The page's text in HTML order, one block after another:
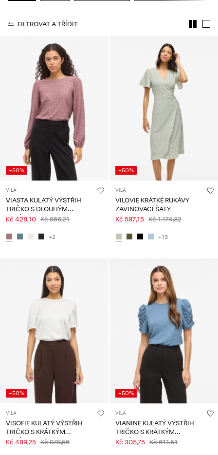
UsFILTROVAT A TŘÍDIT
-50%
VILA
VIASTA KULATÝ VÝSTŘIH
TRIČKO S DLOUHÝM
RUKÁVEM
Kč 428,10 Kč 856,21
+2
-50%
VILA
VILOVIE KRÁTKÉ RUKÁVY
ZAVINOVACÍ ŠATY
Kč 587,15 Kč 1.174,32
+13
-50%
VILA
VISOFIE KULATÝ VÝSTŘIH
TRIČKO S KRÁTKÝM
RUKÁVEM
Kč 489,25 Kč 978,56
-50%
VILA
VIANINE KULATÝ VÝSTŘIH
TRIČKO S KRÁTKÝM
RUKÁVEM
Kč 305,75 Kč 611,51